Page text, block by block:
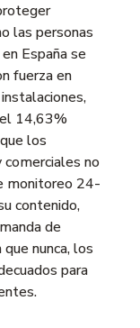
las personas
España se
fuerza en
14,63%
los
no
monitoreo 24-
contenido,
de
nunca, los
para